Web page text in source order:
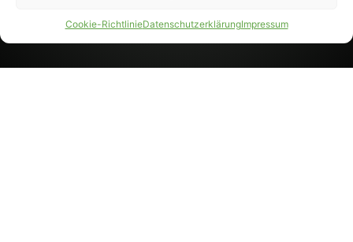
Cookie-RichtlinieDatenschutzerklärungImpressum
PARTNER WERDEN
AGB